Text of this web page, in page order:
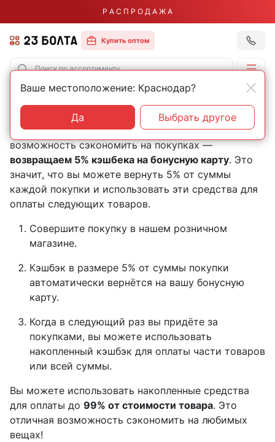
Р А С П Р О Д А Ж А
Купить оптом
Скидки в offline-магазинах
Мы предлагаем нашим покупателям уникальную
возможность сэкономить на покупках —
возвращаем 5% кэшбека на бонусную карту. Это
значит, что вы можете вернуть 5% от суммы
каждой покупки и использовать эти средства для
оплаты следующих товаров.
Совершите покупку в нашем розничном
магазине.
Кэшбэк в размере 5% от суммы покупки
автоматически вернётся на вашу бонусную
карту.
Когда в следующий раз вы придёте за
покупками, вы можете использовать
накопленный кэшбэк для оплаты части товаров
или всей суммы.
Вы можете использовать накопленные средства
для оплаты до 99% от стоимости товара. Это
отличная возможность сэкономить на любимых
вещах!
Ваше местоположение: Краснодар?
Да Выбрать другое